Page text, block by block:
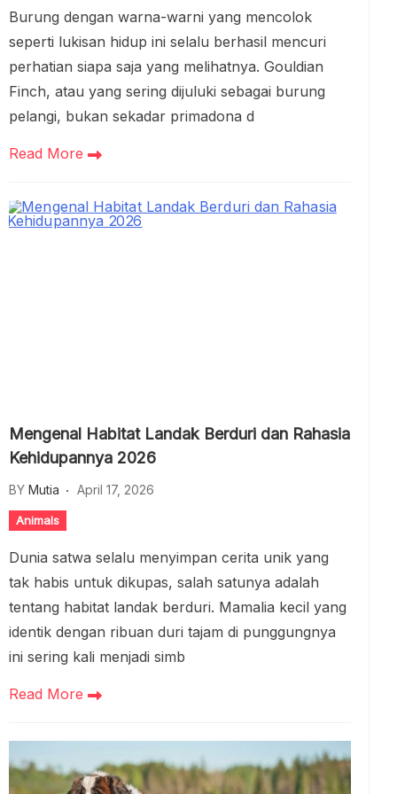
Burung dengan warna-warni yang mencolok
seperti lukisan hidup ini selalu berhasil mencuri
perhatian siapa saja yang melihatnya. Gouldian
Finch, atau yang sering dijuluki sebagai burung
pelangi, bukan sekadar primadona d
Read More
Mengenal Habitat Landak Berduri dan Rahasia
Kehidupannya 2026
BY Mutia April 17, 2026
Animals
Dunia satwa selalu menyimpan cerita unik yang
tak habis untuk dikupas, salah satunya adalah
tentang habitat landak berduri. Mamalia kecil yang
identik dengan ribuan duri tajam di punggungnya
ini sering kali menjadi simb
Read More